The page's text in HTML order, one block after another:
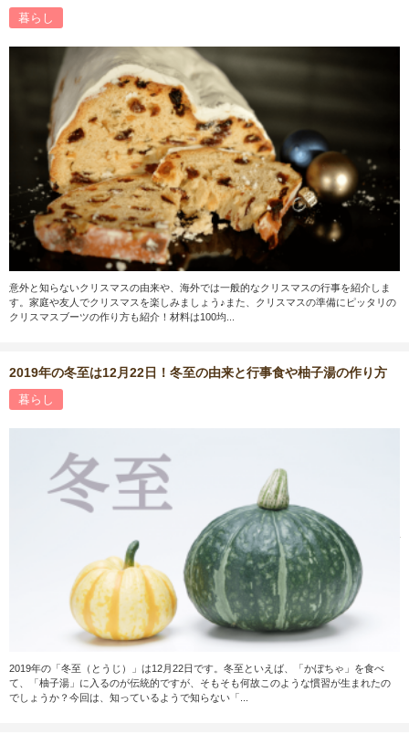
暮らし
意外と知らないクリスマスの由来や、海外では一般的なクリスマスの行事を紹介しま
す。家庭や友人でクリスマスを楽しみましょう♪また、クリスマスの準備にピッタリの
クリスマスブーツの作り方も紹介！材料は100均...
2019年の冬至は12月22日！冬至の由来と行事食や柚子湯の作り方
暮らし
2019年の「冬至（とうじ）」は12月22日です。冬至といえば、「かぼちゃ」を食べ
て、「柚子湯」に入るのが伝統的ですが、そもそも何故このような慣習が生まれたの
でしょうか？今回は、知っているようで知らない「...